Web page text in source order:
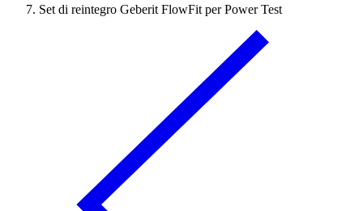
Set di reintegro Geberit FlowFit per Power Test